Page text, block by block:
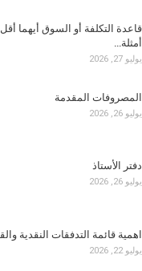
أمثلة…
يوليو 27, 2026
المصروفات المقدمة
يوليو 26, 2026
دفتر الأستاذ
يوليو 26, 2026
اهمية قائمة التدفقات النقدية
يوليو 22, 2026